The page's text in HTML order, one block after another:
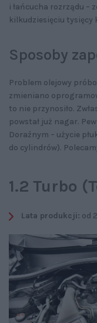
i łańcucha rozrządu –
kilkudziesięciu tysięcy
Sposoby
Problem olejowy
zmieniano
to nie przynosiło.
powstał już nagar.
Doraźnym – użycie
do cylindrów).
1.2 Turbo
Lata produkcji: od